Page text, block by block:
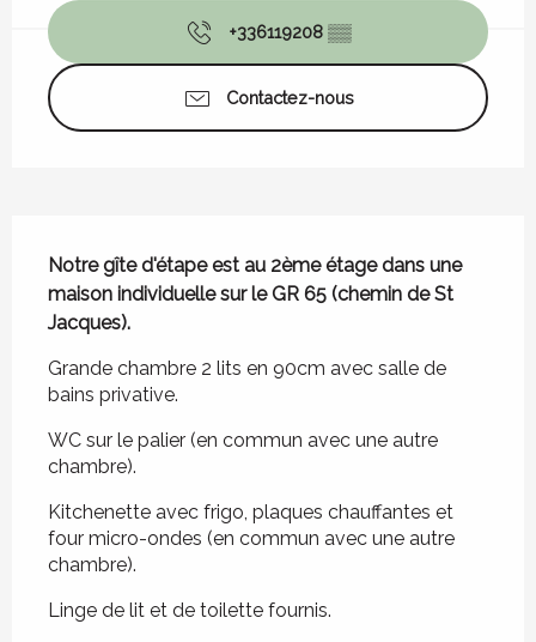
+336119208 ▒▒
Contactez-nous
Notre gîte d'étape est au 2ème étage dans une
maison individuelle sur le GR 65 (chemin de St
Jacques).
Grande chambre 2 lits en 90cm avec salle de
bains privative.
WC sur le palier (en commun avec une autre
chambre).
Kitchenette avec frigo, plaques chauffantes et
four micro-ondes (en commun avec une autre
chambre).
Linge de lit et de toilette fournis.